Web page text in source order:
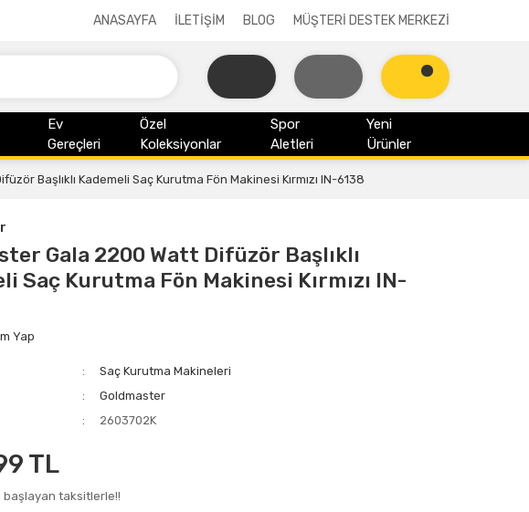
ANASAYFA İLETİŞİM BLOG MÜŞTERİ DESTEK MERKEZİ
Ev
Gereçleri
Özel
Koleksiyonlar
Spor
Aletleri
Yeni
Ürünler
Başlıklı Kademeli Saç Kurutma Fön Makinesi Kırmızı IN-6138
Gala 2200 Watt Difüzör Başlıklı
Saç Kurutma Fön Makinesi Kırmızı IN-
Yap
Saç Kurutma Makineleri
Goldmaster
2603702K
TL
başlayan taksitlerle!!